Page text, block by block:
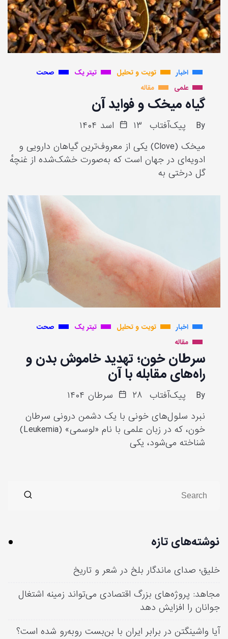
اخبار تویت و تحلیل تیتر یک
صحت
علمی
مقاله
گیاه میخک و فواید آن
By پیک‌آفتاب
۱۳ اسد ۱۴۰۴
میخک (Clove) یکی از معروف‌ترین گیاهان دارویی و
ادویه‌ای در جهان است که به‌صورت خشک‌شده از غنچهٔ
گل درختی به
اخبار تویت و تحلیل تیتر یک
صحت
مقاله
سرطان خون؛ تهدید خاموش بدن و
راه‌های مقابله با آن
By پیک‌آفتاب
۲۸ سرطان ۱۴۰۴
نبرد سلول‌های خونی با یک دشمن درونی سرطان
خون، که در زبان علمی با نام «لوسمی» (Leukemia)
شناخته می‌شود، یکی
نوشته‌های تازه
خلیق؛ صدای ماندگار بلخ در شعر و تاریخ
مجاهد: پروژه‌های بزرگ اقتصادی می‌تواند زمینه اشتغال
جوانان را افزایش دهد
آیا واشینگتن در برابر ایران با بن‌بست روبه‌رو شده است؟